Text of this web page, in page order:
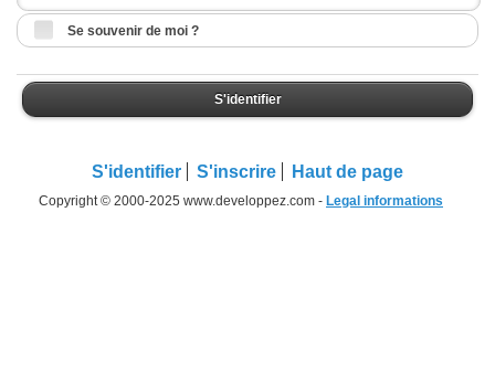
Se souvenir de moi ?
S'identifier
S'identifier S'inscrire Haut de page
Copyright © 2000-2025 www.developpez.com - Legal informations